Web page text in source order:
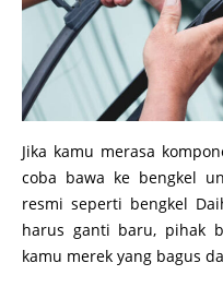
Jika kamu merasa
coba bawa ke bengkel
resmi seperti bengkel
harus ganti baru, pihak
kamu merek yang bagus